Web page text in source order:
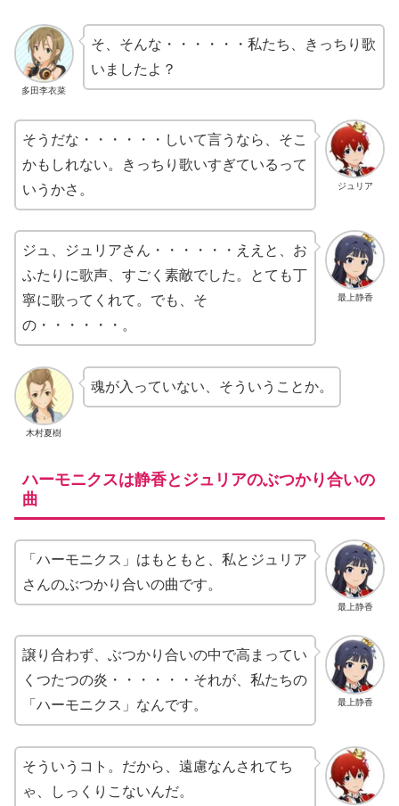
多田李衣菜
そ、そんな・・・・・・私たち、きっちり歌
いましたよ？
ジュリア
そうだな・・・・・・しいて言うなら、そこ
かもしれない。きっちり歌いすぎているって
いうかさ。
最上静香
ジュ、ジュリアさん・・・・・・ええと、お
ふたりに歌声、すごく素敵でした。とても丁
寧に歌ってくれて。でも、そ
の・・・・・・。
木村夏樹
魂が入っていない、そういうことか。
ハーモニクスは静香とジュリアのぶつかり合いの
曲
最上静香
「ハーモニクス」はもともと、私とジュリア
さんのぶつかり合いの曲です。
最上静香
譲り合わず、ぶつかり合いの中で高まってい
くつたつの炎・・・・・・それが、私たちの
「ハーモニクス」なんです。
そういうコト。だから、遠慮なんされてち
ゃ、しっくりこないんだ。